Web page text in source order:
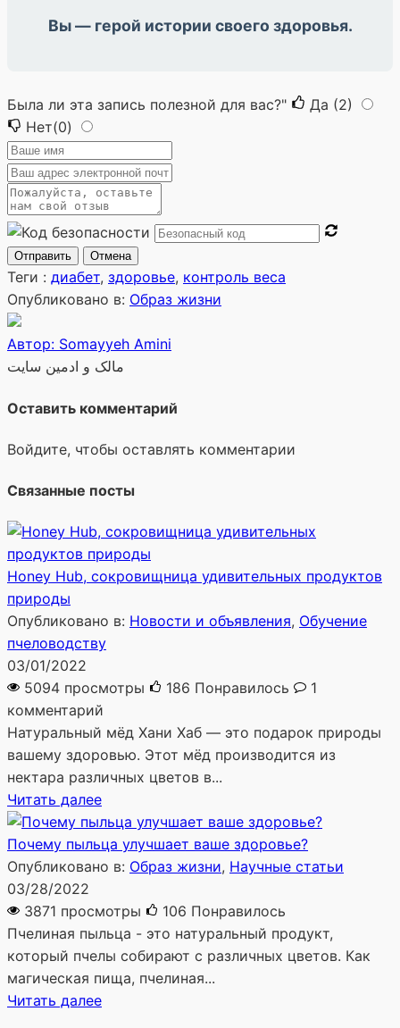
Вы — герой истории своего здоровья.
Была ли эта запись полезной для вас?" Да (2)
Нет(0)
Отправить Отмена
Теги : диабет, здоровье, контроль веса
Опубликовано в: Образ жизни
Автор: Somayyeh Amini
مالک و ادمین سایت
Оставить комментарий
Войдите, чтобы оставлять комментарии
Связанные посты
Honey Hub, сокровищница удивительных продуктов
природы
Опубликовано в: Новости и объявления, Обучение
пчеловодству
03/01/2022
5094 просмотры
186 Понравилось
1
комментарий
Натуральный мёд Хани Хаб — это подарок природы
вашему здоровью. Этот мёд производится из
нектара различных цветов в...
Читать далее
Почему пыльца улучшает ваше здоровье?
Опубликовано в: Образ жизни, Научные статьи
03/28/2022
3871 просмотры
106 Понравилось
Пчелиная пыльца - это натуральный продукт,
который пчелы собирают с различных цветов. Как
магическая пища, пчелиная...
Читать далее